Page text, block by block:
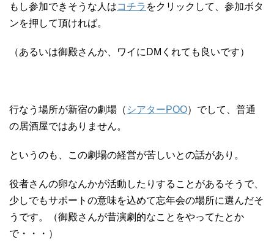
もし参加できそうな人はコチラ をクリックして、参加ボタ
ンを押して頂ければ。
（あるいは御殿さんか、ワイにDMくれても良いです）
行なう場所が新宿の劇場（ シアターPOO）でして、普通
の居酒屋ではありません。
というのも、この劇場の経営が苦しいとの話があり。
役者さんの卵なんかが活動したりすることがあるそうで、
少しでもサポートの意味を込めて忘年会の場所に選んだそ
うです。（御殿さんが昔演劇的なことをやってたとか
で・・・）